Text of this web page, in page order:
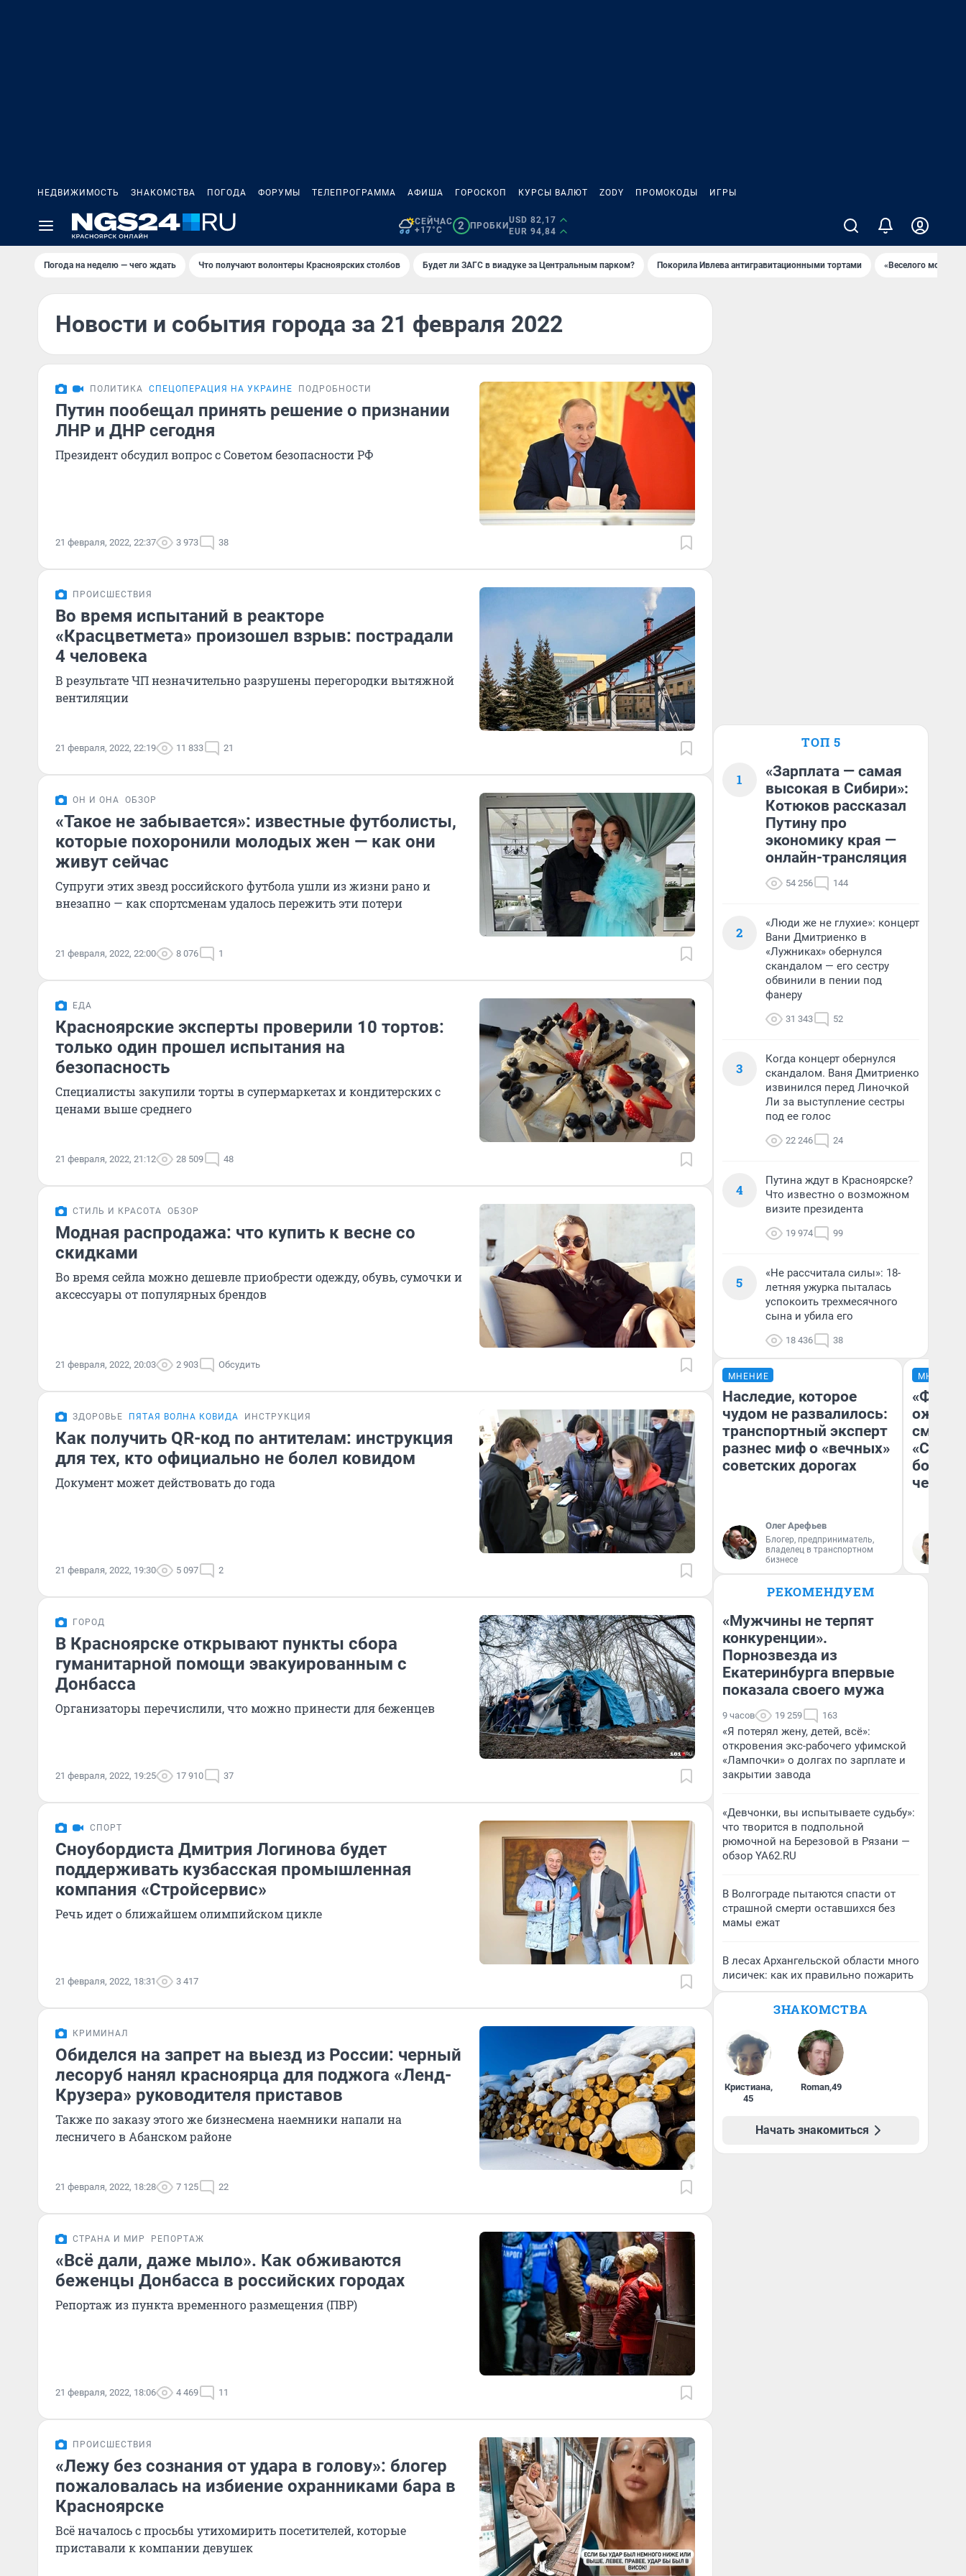
НЕДВИЖИМОСТЬ ЗНАКОМСТВА ПОГОДА ФОРУМЫ ТЕЛЕПРОГРАММА АФИША ГОРОСКОП КУРСЫ ВАЛЮТ ZODY ПРОМОКОДЫ ИГРЫ
СЕЙЧАС
+17°C
2 ПРОБКИ
USD 82,17
EUR 94,84
Погода на неделю — чего ждать Что получают волонтеры Красноярских столбов Будет ли ЗАГС в виадуке за Центральным парком? Покорила Ивлева антигравитационными тортами «Веселого
Новости и события города за 21 февраля 2022
ПОЛИТИКА СПЕЦОПЕРАЦИЯ НА УКРАИНЕ ПОДРОБНОСТИ
Путин пообещал принять решение о признании
ЛНР и ДНР сегодня
Президент обсудил вопрос с Советом безопасности РФ
21 февраля, 2022, 22:37 3 973 38
ПРОИСШЕСТВИЯ
Во время испытаний в реакторе
«Красцветмета» произошел взрыв: пострадали
4 человека
В результате ЧП незначительно разрушены перегородки вытяжной
вентиляции
21 февраля, 2022, 22:19 11 833 21
ОН И ОНА ОБЗОР
«Такое не забывается»: известные футболисты,
которые похоронили молодых жен — как они
живут сейчас
Супруги этих звезд российского футбола ушли из жизни рано и
внезапно — как спортсменам удалось пережить эти потери
21 февраля, 2022, 22:00 8 076 1
ЕДА
Красноярские эксперты проверили 10 тортов:
только один прошел испытания на
безопасность
Специалисты закупили торты в супермаркетах и кондитерских с
ценами выше среднего
21 февраля, 2022, 21:12 28 509 48
СТИЛЬ И КРАСОТА ОБЗОР
Модная распродажа: что купить к весне со
скидками
Во время сейла можно дешевле приобрести одежду, обувь, сумочки и
аксессуары от популярных брендов
21 февраля, 2022, 20:03 2 903 Обсудить
ЗДОРОВЬЕ ПЯТАЯ ВОЛНА КОВИДА ИНСТРУКЦИЯ
Как получить QR-код по антителам: инструкция
для тех, кто официально не болел ковидом
Документ может действовать до года
21 февраля, 2022, 19:30 5 097 2
ГОРОД
В Красноярске открывают пункты сбора
гуманитарной помощи эвакуированным с
Донбасса
Организаторы перечислили, что можно принести для беженцев
21 февраля, 2022, 19:25 17 910 37
СПОРТ
Сноубордиста Дмитрия Логинова будет
поддерживать кузбасская промышленная
компания «Стройсервис»
Речь идет о ближайшем олимпийском цикле
21 февраля, 2022, 18:31 3 417
КРИМИНАЛ
Обиделся на запрет на выезд из России: черный
лесоруб нанял красноярца для поджога «Ленд-
Крузера» руководителя приставов
Также по заказу этого же бизнесмена наемники напали на
лесничего в Абанском районе
21 февраля, 2022, 18:28 7 125 22
СТРАНА И МИР РЕПОРТАЖ
«Всё дали, даже мыло». Как обживаются
беженцы Донбасса в российских городах
Репортаж из пункта временного размещения (ПВР)
21 февраля, 2022, 18:06 4 469 11
ПРОИСШЕСТВИЯ
«Лежу без сознания от удара в голову»: блогер
пожаловалась на избиение охранниками бара в
Красноярске
Всё началось с просьбы утихомирить посетителей, которые
приставали к компании девушек
ТОП 5
1
«Зарплата — самая
высокая в Сибири»:
Котюков рассказал
Путину про
экономику края —
онлайн-трансляция
54 256 144
2
«Люди же не глухие»: концерт
Вани Дмитриенко в
«Лужниках» обернулся
скандалом — его сестру
обвинили в пении под
фанеру
31 343 52
3
Когда концерт обернулся
скандалом. Ваня Дмитриенко
извинился перед Линочкой
Ли за выступление сестры
под ее голос
22 246 24
4
Путина ждут в Красноярске?
Что известно о возможном
визите президента
19 974 99
5
«Не рассчитала силы»: 18-
летняя ужурка пыталась
успокоить трехмесячного
сына и убила его
18 436 38
МНЕНИЕ
Наследие, которое
чудом не развалилось:
транспортный эксперт
разнес миф о «вечных»
советских дорогах
Олег Арефьев
Блогер, предприниматель,
владелец в транспортном
бизнесе
МНЕНИЕ
РЕКОМЕНДУЕМ
«Мужчины не терпят
конкуренции».
Порнозвезда из
Екатеринбурга впервые
показала своего мужа
9 часов 19 259 163
«Я потерял жену, детей, всё»:
откровения экс-рабочего уфимской
«Лампочки» о долгах по зарплате и
закрытии завода
«Девчонки, вы испытываете судьбу»:
что творится в подпольной
рюмочной на Березовой в Рязани —
обзор YA62.RU
В Волгограде пытаются спасти от
страшной смерти оставшихся без
мамы ежат
В лесах Архангельской области много
лисичек: как их правильно пожарить
ЗНАКОМСТВА
Кристиана,
45
Roman,49
Начать знакомиться